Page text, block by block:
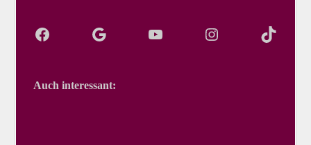
Auch interessant: